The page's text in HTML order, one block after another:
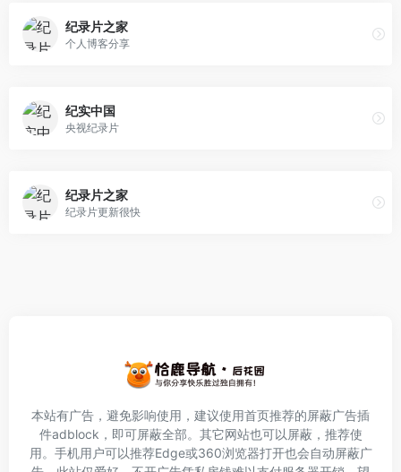
纪录片之家
个人博客分享
纪实中国
央视纪录片
纪录片之家
纪录片更新很快
本站有广告，避免影响使用，建议使用首页推荐的屏蔽广告插
件adblock ，即可屏蔽全部。其它网站也可以屏蔽，推荐使
用。手机用户可以推荐Edge或360浏览器打开也会自动屏蔽广